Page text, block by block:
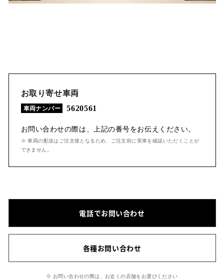
お取り寄せ車両
車両ナンバー 5620561
お問い合わせの際は、上記の番号をお伝えください。
※ 車両の配送はご注文後となるため、ご注文前に実車を確認いただくことが
できません。
電話でお問い合わせ
各種お問い合わせ
※ お問い合わせの際は、お近くの店舗をお選びください